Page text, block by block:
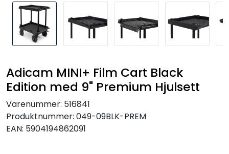
Adicam MINI+ Film Cart Black
Edition med 9" Premium Hjulsett
Varenummer: 516841
Produktnummer: 049-09BLK-PREM
EAN: 5904194862091